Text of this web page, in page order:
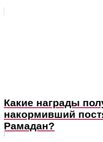
Какие награды
накормивший
Рамадан?